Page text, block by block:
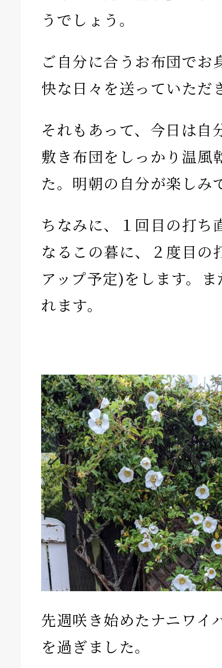
うでしょう。
ご自分に合うお布団でお
快な日々を送っていただ
それもあって、今日は自
敷き布団をしっかり温風
た。明朝の自分が楽しみ
ちなみに、１回目の打ち
なるこの暮に、２度目の
アップ予定)をします。
れます。
先週咲き始めたナニワイ
を過ぎました。